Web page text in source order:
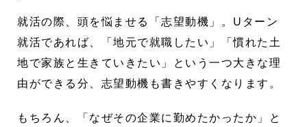
就活の際、頭を悩ませる「志望動機」。Uターン
就活であれば、「地元で就職したい」「慣れた土
地で家族と生きていきたい」という一つ大きな理
由ができる分、志望動機も書きやすくなります。
もちろん、「なぜその企業に勤めたかったか」と